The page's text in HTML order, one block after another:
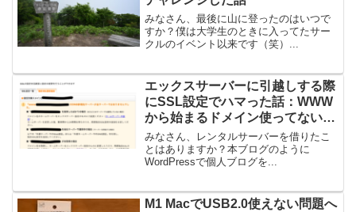
みなさん、最後に山に登ったのはいつで
すか？僕は大学生のときに入ってたサー
クルのイベント以来です（笑）...
エックスサーバーに引越しする際
にSSL設定でハマった話：WWW
から始まるドメイン使ってないの
にどう設定するか？
みなさん、レンタルサーバーを借りたこ
とはありますか？本ブログのように
WordPressで個人ブログを...
M1 MacでUSB2.0使えない問題へ